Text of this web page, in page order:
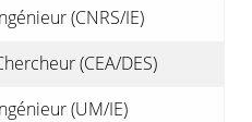
(CNRS/IE)
(CEA/DES)
(UM/IE)